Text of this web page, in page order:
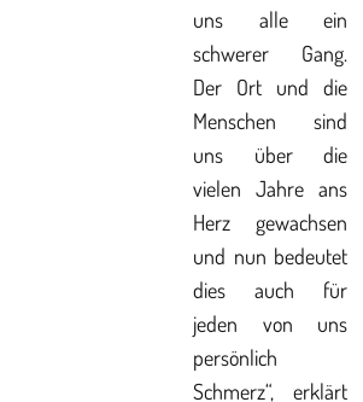
uns alle ein
schwerer Gang.
Der Ort und die
Menschen sind
uns über die
vielen Jahre ans
Herz gewachsen
und nun bedeutet
dies auch für
jeden von uns
persönlich
Schmerz“, erklärt